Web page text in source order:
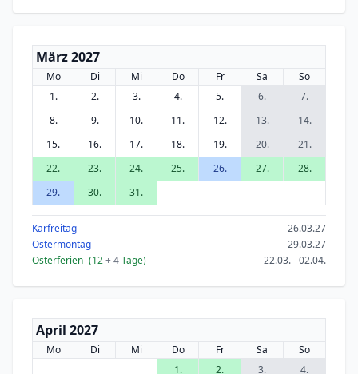
März 2027
Mo Di Mi Do Fr Sa
So
1.
2. 3. 4. 5. 6.
7.
8.
9. 10. 11. 12. 13.
14.
15.
16. 17. 18. 19. 20.
21.
22.
23. 24. 25. 26. 27.
28.
29.
30. 31.
Karfreitag
26.03.27
Ostermontag
29.03.27
Osterferien (12+ 4Tage) 22.03. - 02.04.
April 2027
Mo Di Mi Do Fr Sa
So
1.
2. 3.
4.